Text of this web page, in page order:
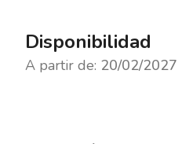
Disponibilidad
A partir de: 20/02/2027